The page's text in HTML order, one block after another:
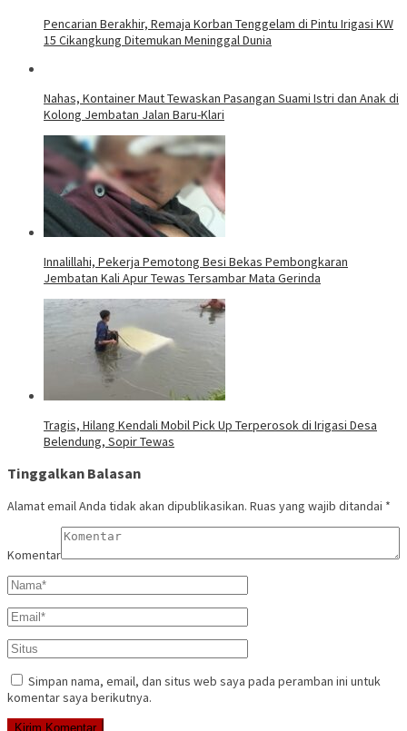
Pencarian Berakhir, Remaja Korban Tenggelam di Pintu Irigasi KW
15 Cikangkung Ditemukan Meninggal Dunia
Nahas, Kontainer Maut Tewaskan Pasangan Suami Istri dan Anak di
Kolong Jembatan Jalan Baru-Klari
Innalillahi, Pekerja Pemotong Besi Bekas Pembongkaran
Jembatan Kali Apur Tewas Tersambar Mata Gerinda
Tragis, Hilang Kendali Mobil Pick Up Terperosok di Irigasi Desa
Belendung, Sopir Tewas
Tinggalkan Balasan
Alamat email Anda tidak akan dipublikasikan. Ruas yang wajib ditandai *
Komentar
Simpan nama, email, dan situs web saya pada peramban ini untuk
komentar saya berikutnya.